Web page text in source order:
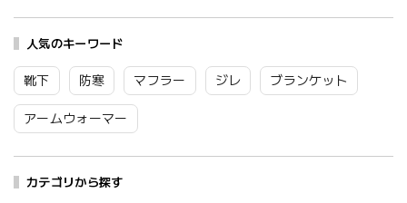
人気のキーワード
靴下 防寒 マフラー ジレ ブランケット
アームウォーマー
カテゴリから探す
ト 天然由来成分 シト
除菌 350ml×2本 6318
Zk192
プレゼント 15ml 6318
Zk193
7193FFL011/12/13
Bq100